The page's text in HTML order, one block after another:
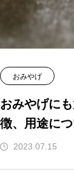
おみやげ
おみやげに
徴、用途に
2023.07.15